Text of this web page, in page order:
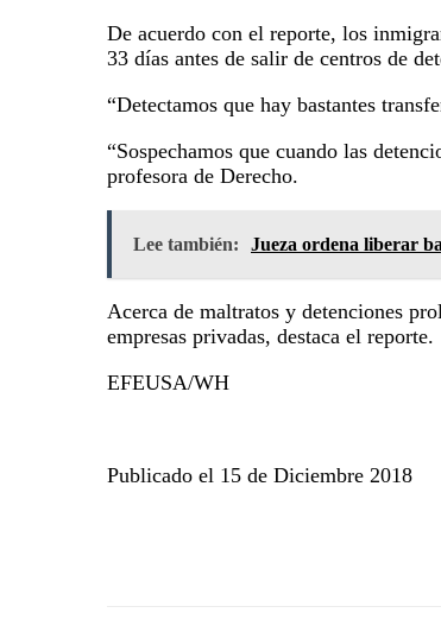
De acuerdo con el reporte, los
33 días antes de salir de centros de
“Detectamos que hay bastantes
“Sospechamos que cuando las
profesora de Derecho.
Lee también: Jueza ordena liberar
Acerca de maltratos y detenciones
empresas privadas, destaca el reporte.
EFEUSA/WH
Publicado el 15 de Diciembre 2018